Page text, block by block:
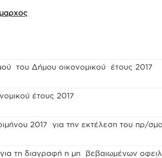
του Δήμου οικονομικού έτους 2017
έτους 2017
2017 για την εκτέλεση του πρ/
τη διαγραφή η μη βεβαιωμένων